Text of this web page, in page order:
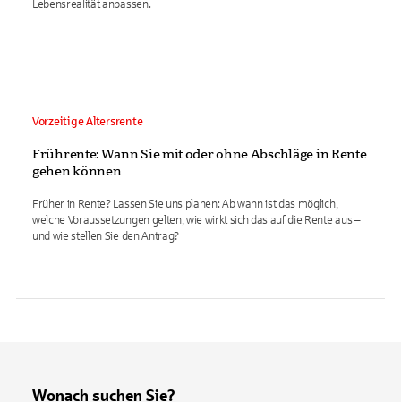
Lebensrealität anpassen.
Vorzeitige Altersrente
Frührente: Wann Sie mit oder ohne Abschläge in Rente
gehen können
Früher in Rente? Lassen Sie uns planen: Ab wann ist das möglich,
welche Voraussetzungen gelten, wie wirkt sich das auf die Rente aus –
und wie stellen Sie den Antrag?
Wonach suchen Sie?